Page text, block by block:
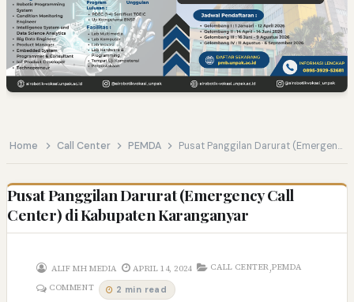
Home Call Center PEMDA Pusat Panggilan Darurat (Emergency Call Center) di Kabupaten Karanganyar
Pusat Panggilan Darurat (Emergency Call
Center) di Kabupaten Karanganyar
ALIF MH MEDIA APRIL 14, 2024 CALL CENTER,PEMDA
COMMENT
2 min read